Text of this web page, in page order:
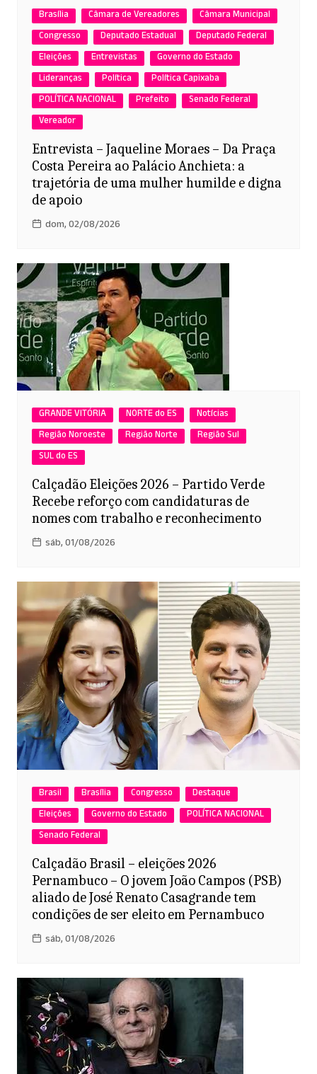
Brasília Câmara de Vereadores
Câmara Municipal
Congresso
Deputado Estadual
Deputado Federal
Eleições
Entrevistas
Governo do Estado
Lideranças
Política
Política Capixaba
POLÍTICA NACIONAL
Prefeito
Senado Federal
Vereador
Entrevista – Jaqueline Moraes – Da Praça
Costa Pereira ao Palácio Anchieta: a
trajetória de uma mulher humilde e digna
de apoio
dom, 02/08/2026
GRANDE VITÓRIA NORTE do ES
Notícias
Região Noroeste
Região Norte
Região Sul
SUL do ES
Calçadão Eleições 2026 – Partido Verde
Recebe reforço com candidaturas de
nomes com trabalho e reconhecimento
sáb, 01/08/2026
Brasil Brasília Congresso
Destaque
Eleições
Governo do Estado
POLÍTICA NACIONAL
Senado Federal
Calçadão Brasil – eleições 2026
Pernambuco – O jovem João Campos (PSB)
aliado de José Renato Casagrande tem
condições de ser eleito em Pernambuco
sáb, 01/08/2026